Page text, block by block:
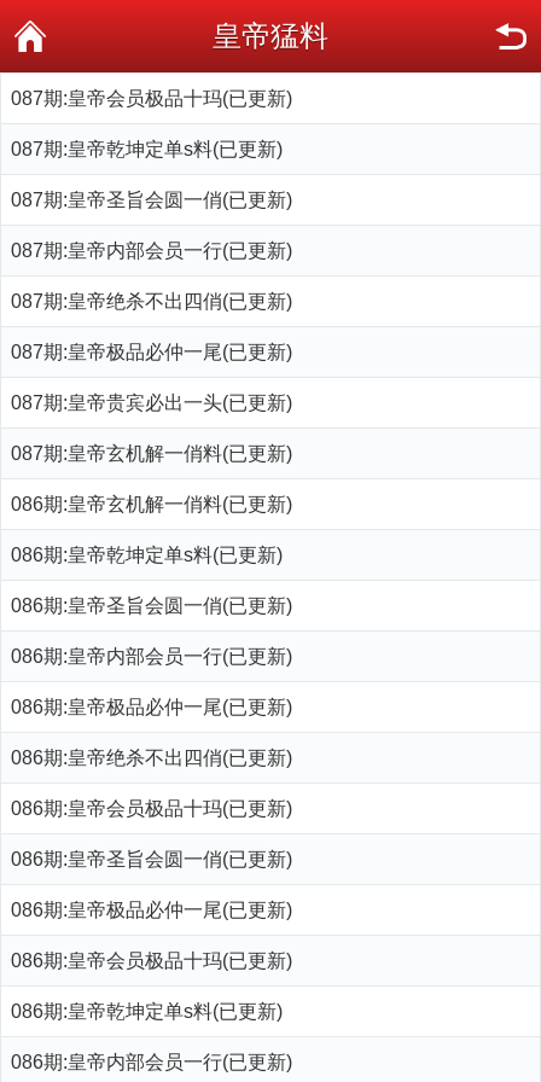
皇帝猛料
087期:皇帝会员极品十玛(已更新)
087期:皇帝乾坤定单s料(已更新)
087期:皇帝圣旨会圆一俏(已更新)
087期:皇帝内部会员一行(已更新)
087期:皇帝绝杀不出四俏(已更新)
087期:皇帝极品必仲一尾(已更新)
087期:皇帝贵宾必出一头(已更新)
087期:皇帝玄机解一俏料(已更新)
086期:皇帝玄机解一俏料(已更新)
086期:皇帝乾坤定单s料(已更新)
086期:皇帝圣旨会圆一俏(已更新)
086期:皇帝内部会员一行(已更新)
086期:皇帝极品必仲一尾(已更新)
086期:皇帝绝杀不出四俏(已更新)
086期:皇帝会员极品十玛(已更新)
086期:皇帝圣旨会圆一俏(已更新)
086期:皇帝极品必仲一尾(已更新)
086期:皇帝会员极品十玛(已更新)
086期:皇帝乾坤定单s料(已更新)
086期:皇帝内部会员一行(已更新)